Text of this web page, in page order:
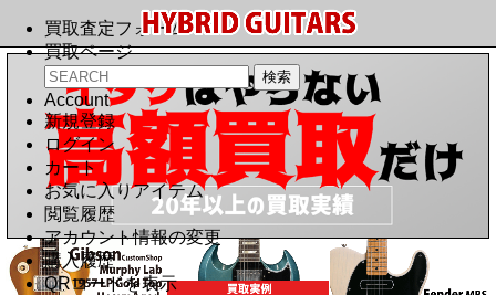
買取査定フォーム
買取ページ
Account
新規登録
ログイン
カート
お気に入りアイテム
閲覧履歴
アカウント情報の変更
購入履歴
QRコードを表示